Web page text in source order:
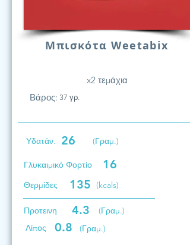
Μπισκότα Weetabix
x2 τεμάχια
Βάρος: 37 γρ.
Υδατάν. 26 (Γραμ.)
Γλυκαιμικό Φορτίο 16
Θερμίδες 135 (kcals)
Προτεινη 4.3
(Γραμ.)
Λίπος
0.8 (Γραμ.)